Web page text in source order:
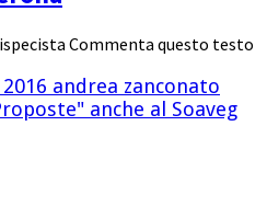
Commenta questo testo